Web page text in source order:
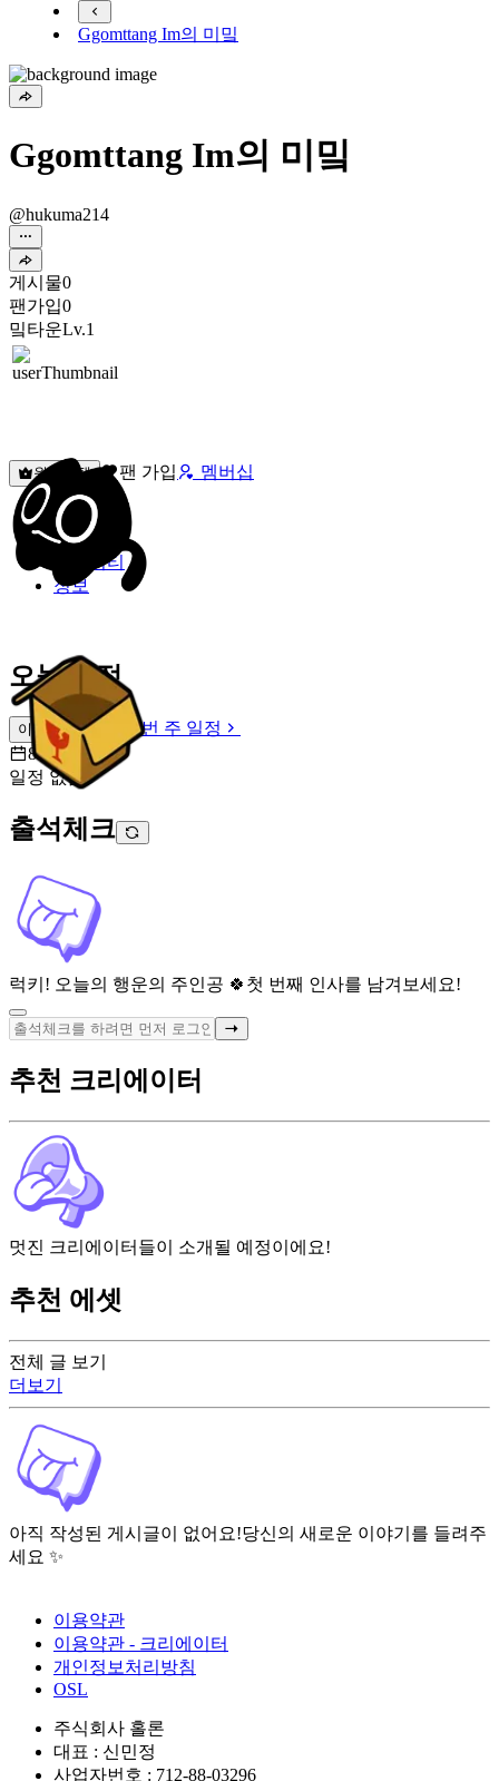
Ggomttang Im의 미밐
Ggomttang Im의 미밐
@hukuma214
게시물0
팬가입0
밐타운Lv.1
원픽선택 팬 가입 멤버십
밐타운
피드
커뮤니티
정보
오늘 일정
이번 주 일정
이번 주 일정
8월 9일 [일]
일정 없음
출석체크
럭키! 오늘의 행운의 주인공 🍀 첫 번째 인사를 남겨보세요!
전체 글 보기
더보기
아직 작성된 게시글이 없어요!당신의 새로운 이야기를 들려주
세요 ✨
추천 크리에이터
멋진 크리에이터들이 소개될 예정이에요!
추천 에셋
이용약관
이용약관 - 크리에이터
개인정보처리방침
OSL
주식회사 홀론
대표 : 신민정
사업자번호 : 712-88-03296